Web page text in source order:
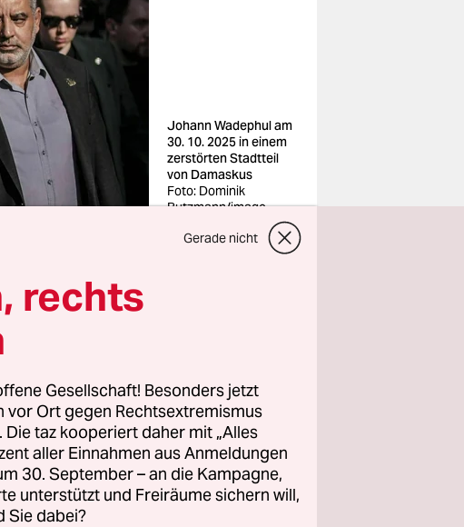
Johann Wadephul am
30. 10. 2025 in einem
zerstörten Stadtteil
von Damaskus
Foto: Dominik
Butzmann/imago
die
mögliche
zufrieden“
behandelt
Gerade nicht
rechts
Gesellschaft! Besonders jetzt
vor Ort gegen Rechtsextremismus
taz kooperiert daher mit „Alles
aller Einnahmen aus Anmeldungen
30. September – an die Kampagne,
unterstützt und Freiräume sichern will,
Sie dabei?